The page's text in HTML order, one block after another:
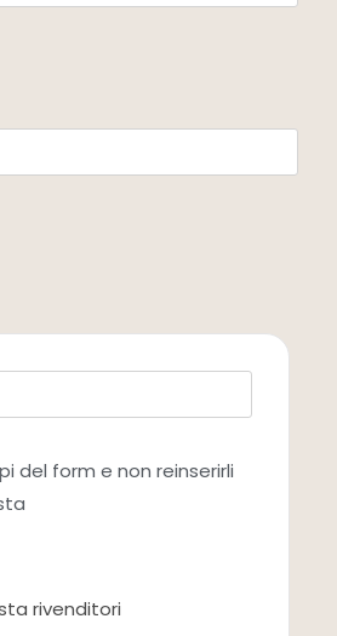
del form e non reinserirli
rivenditori